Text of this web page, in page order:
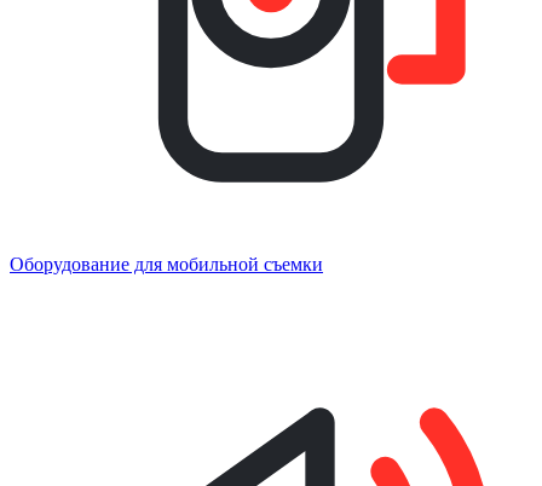
Оборудование для мобильной съемки